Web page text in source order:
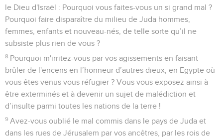
le Dieu d'Israël : Pourquoi vous faites-vous un si grand mal ?
Pourquoi faire disparaître du milieu de Juda hommes,
femmes, enfants et nouveau-nés, de telle sorte qu’il ne
subsiste plus rien de vous ?
8 Pourquoi m'irritez-vous par vos agissements en faisant
brûler de l'encens en l’honneur d’autres dieux, en Egypte où
vous êtes venus vous réfugier ? Vous vous exposez ainsi à
être exterminés et à devenir un sujet de malédiction et
d’insulte parmi toutes les nations de la terre !
9 Avez-vous oublié le mal commis dans le pays de Juda et
dans les rues de Jérusalem par vos ancêtres, par les rois de